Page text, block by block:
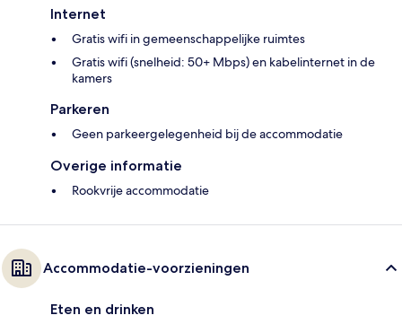
Internet
Gratis wifi in gemeenschappelijke ruimtes
Gratis wifi (snelheid: 50+ Mbps) en kabelinternet in de
kamers
Parkeren
Geen parkeergelegenheid bij de accommodatie
Overige informatie
Rookvrije accommodatie
Accommodatie-voorzieningen
Eten en drinken